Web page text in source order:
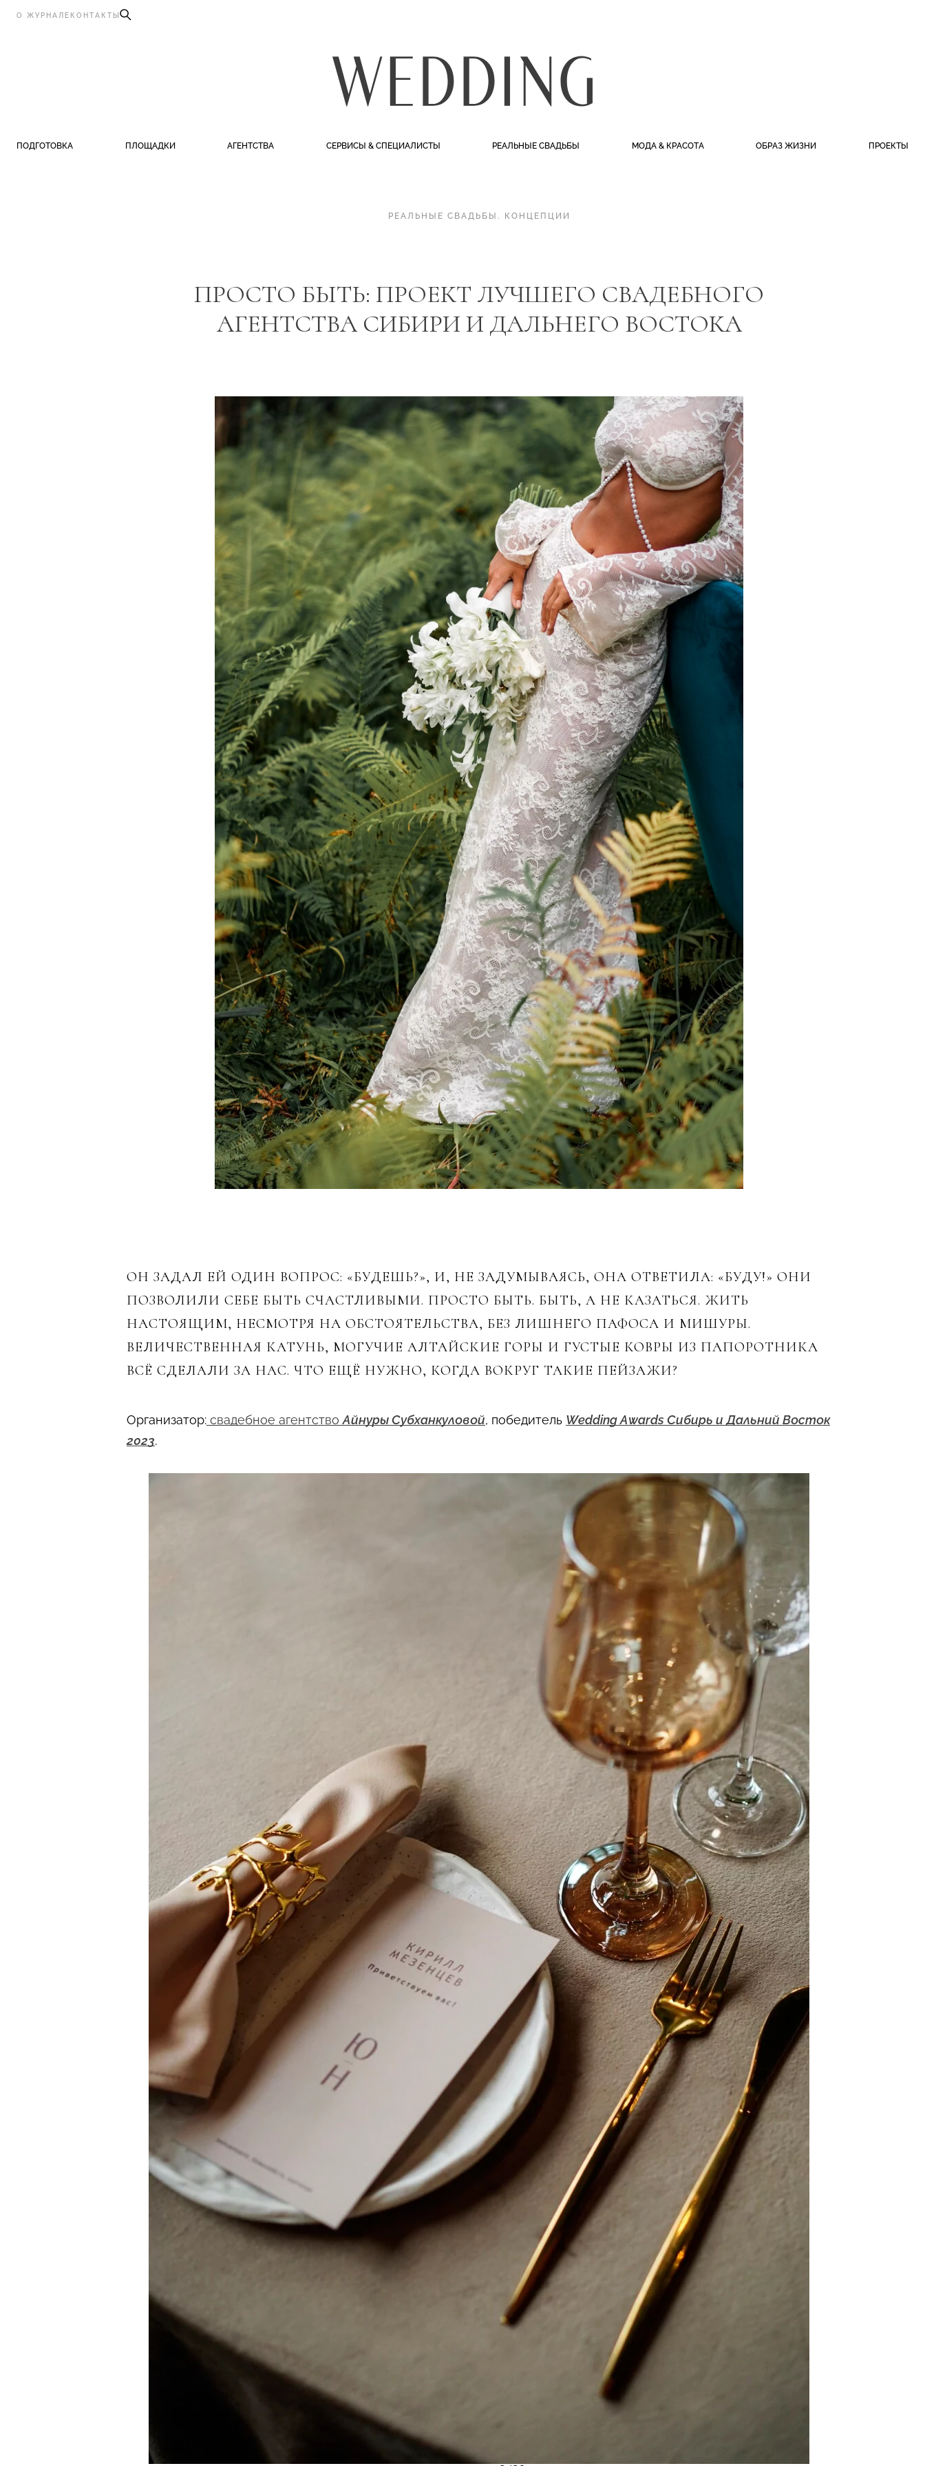
О ЖУРНАЛЕ КОНТАКТЫ
ПОДГОТОВКА ПЛОЩАДКИ АГЕНТСТВА СЕРВИСЫ & СПЕЦИАЛИСТЫ РЕАЛЬНЫЕ СВАДЬБЫ МОДА & КРАСОТА ОБРАЗ ЖИЗНИ ПРОЕКТЫ
РЕАЛЬНЫЕ СВАДЬБЫ . КОНЦЕПЦИИ
ПРОСТО БЫТЬ: ПРОЕКТ ЛУЧШЕГО СВАДЕБНОГО
АГЕНТСТВА СИБИРИ И ДАЛЬНЕГО ВОСТОКА
ОН ЗАДАЛ ЕЙ ОДИН ВОПРОС: «БУДЕШЬ?», И, НЕ ЗАДУМЫВАЯСЬ, ОНА ОТВЕТИЛА: «БУДУ!» ОНИ
ПОЗВОЛИЛИ СЕБЕ БЫТЬ СЧАСТЛИВЫМИ. ПРОСТО БЫТЬ. БЫТЬ, А НЕ КАЗАТЬСЯ. ЖИТЬ
НАСТОЯЩИМ, НЕСМОТРЯ НА ОБСТОЯТЕЛЬСТВА, БЕЗ ЛИШНЕГО ПАФОСА И МИШУРЫ.
ВЕЛИЧЕСТВЕННАЯ КАТУНЬ, МОГУЧИЕ АЛТАЙСКИЕ ГОРЫ И ГУСТЫЕ КОВРЫ ИЗ ПАПОРОТНИКА
ВСЁ СДЕЛАЛИ ЗА НАС. ЧТО ЕЩЁ НУЖНО, КОГДА ВОКРУГ ТАКИЕ ПЕЙЗАЖИ?
Организатор: свадебное агентствоАйнуры Субханкуловой, победитель Wedding Awards Сибирь и Дальний Восток
2023.